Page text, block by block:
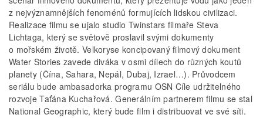
z nejvýznamnějších fenoménů formujících lidskou civilizaci.
Realizace filmu se ujalo studio Twinstars filmaře Steva
Lichtaga, který se světově proslavil svými dokumenty
o mořském životě. Velkoryse koncipovaný filmový dokument
Water Stories zavede diváka v osmi dílech do různých koutů
planety (Čína, Sahara, Nepál, Dubaj, Izrael…). Průvodcem
seriálu bude ambasadorka programu OSN Cíle udržitelného
rozvoje Taťána Kuchařová. Generálním partnerem filmu se stal
National Geographic, který bude film i distribuovat ve své síti.